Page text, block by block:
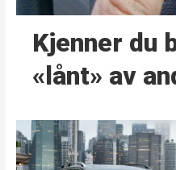
Kjenner du
«lånt» av